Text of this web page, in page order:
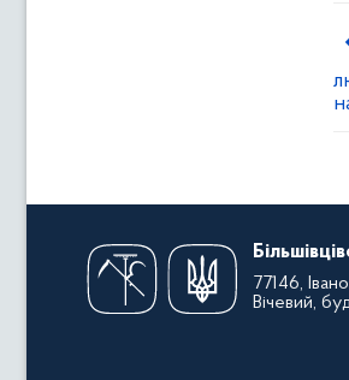
77146,
Вічевий,